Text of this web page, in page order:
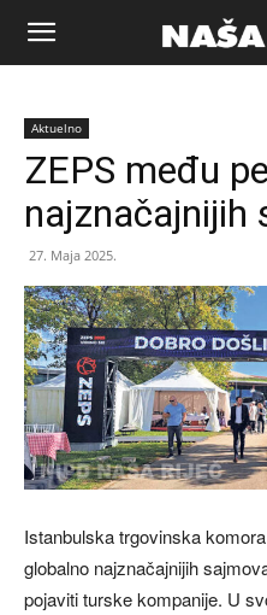
Naša
riječ
Aktuelno
ZEPS među
najznačajnijih
27. Maja 2025.
Istanbulska trgovinska
globalno najznačajnijih
pojaviti turske kompanije. U